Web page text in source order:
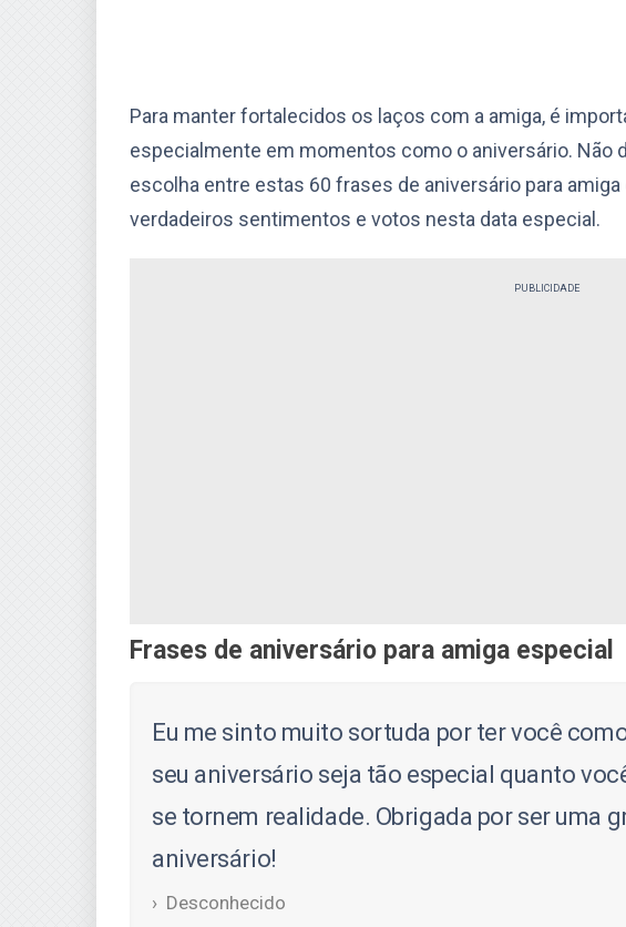
Para manter fortalecidos os laços com a amiga, é
especialmente em momentos como o aniversário. Não
escolha entre estas 60 frases de aniversário para
verdadeiros sentimentos e votos nesta data especial.
PUBLICIDADE
Frases de aniversário para amiga especial
Eu me sinto muito sortuda por ter você
seu aniversário seja tão especial quanto
se tornem realidade. Obrigada por ser uma
aniversário!
Desconhecido